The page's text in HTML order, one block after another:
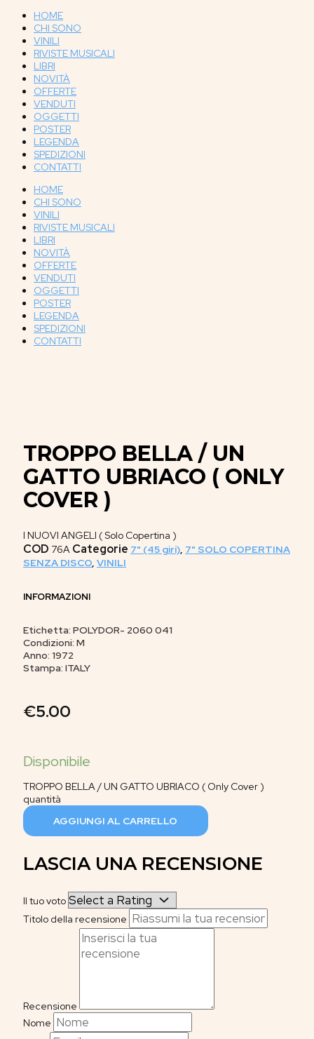
HOME
CHI SONO
VINILI
RIVISTE MUSICALI
LIBRI
NOVITÀ
OFFERTE
VENDUTI
OGGETTI
POSTER
LEGENDA
SPEDIZIONI
CONTATTI
HOME
CHI SONO
VINILI
RIVISTE MUSICALI
LIBRI
NOVITÀ
OFFERTE
VENDUTI
OGGETTI
POSTER
LEGENDA
SPEDIZIONI
CONTATTI
TROPPO BELLA / UN
GATTO UBRIACO ( ONLY
COVER )
I NUOVI ANGELI ( Solo Copertina )
COD 76A Categorie 7" (45 giri), 7" SOLO COPERTINA
SENZA DISCO, VINILI
INFORMAZIONI
Etichetta: POLYDOR- 2060 041
Condizioni: M
Anno: 1972
Stampa: ITALY
€5.00
TROPPO BELLA / UN GATTO UBRIACO ( Only Cover )
quantità
AGGIUNGI AL CARRELLO
LASCIA UNA RECENSIONE
Il tuo voto
Titolo della recensione
Recensione
Nome